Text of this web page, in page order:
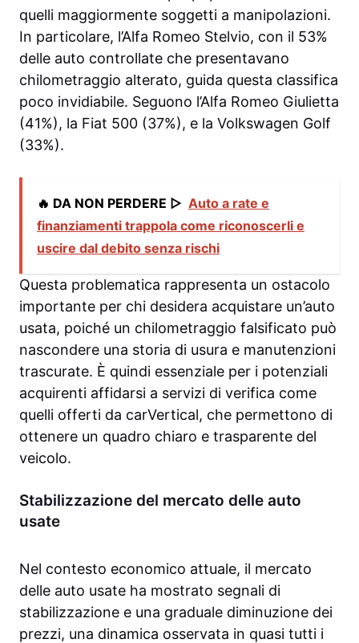
quelli maggiormente soggetti a manipolazioni.
In particolare, l’Alfa Romeo Stelvio, con il 53%
delle auto controllate che presentavano
chilometraggio alterato, guida questa classifica
poco invidiabile. Seguono l’Alfa Romeo Giulietta
(41%), la Fiat 500 (37%), e la Volkswagen Golf
(33%).
🔥 DA NON PERDERE ▷ Auto a rate e
finanziamenti trappola come riconoscerli e
uscire dal debito senza rischi
Questa problematica rappresenta un ostacolo
importante per chi desidera acquistare un’auto
usata, poiché un chilometraggio falsificato può
nascondere una storia di usura e manutenzioni
trascurate. È quindi essenziale per i potenziali
acquirenti affidarsi a servizi di verifica come
quelli offerti da carVertical, che permettono di
ottenere un quadro chiaro e trasparente del
veicolo.
Stabilizzazione del mercato delle auto
usate
Nel contesto economico attuale, il mercato
delle auto usate ha mostrato segnali di
stabilizzazione e una graduale diminuzione dei
prezzi, una dinamica osservata in quasi tutti i